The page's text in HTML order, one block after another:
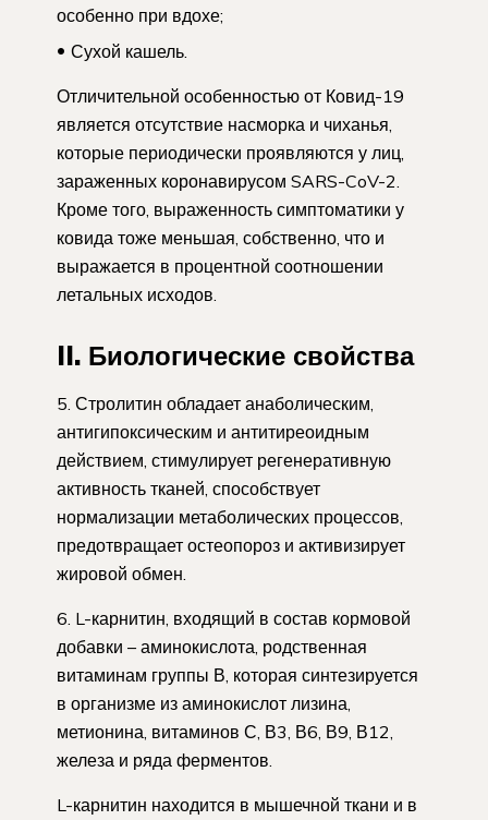
особенно при вдохе;
Сухой кашель.
Отличительной особенностью от Ковид-19
является отсутствие насморка и чиханья,
которые периодически проявляются у лиц,
зараженных коронавирусом SARS-CoV-2.
Кроме того, выраженность симптоматики у
ковида тоже меньшая, собственно, что и
выражается в процентной соотношении
летальных исходов.
II. Биологические свойства
5. Стролитин обладает анаболическим,
антигипоксическим и антитиреоидным
действием, стимулирует регенеративную
активность тканей, способствует
нормализации метаболических процессов,
предотвращает остеопороз и активизирует
жировой обмен.
6. L-карнитин, входящий в состав кормовой
добавки – аминокислота, родственная
витаминам группы В, которая синтезируется
в организме из аминокислот лизина,
метионина, витаминов С, В3, В6, В9, В12,
железа и ряда ферментов.
L-карнитин находится в мышечной ткани и в